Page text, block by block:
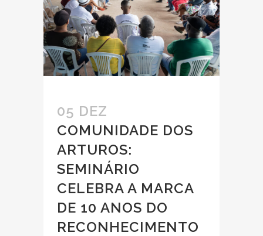
05 DEZ
COMUNIDADE DOS
ARTUROS:
SEMINÁRIO
CELEBRA A MARCA
DE 10 ANOS DO
RECONHECIMENTO